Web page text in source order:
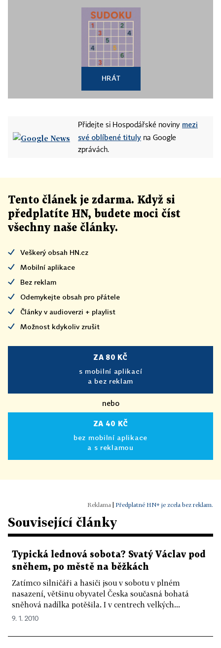
HRÁT
Přidejte si Hospodářské noviny mezi
své oblíbené tituly na Google
zprávách.
Tento článek je zdarma. Když si
předplatíte HN, budete moci číst
všechny naše články.
Veškerý obsah HN.cz
Mobilní aplikace
Bez reklam
Odemykejte obsah pro přátele
Články v audioverzi + playlist
Možnost kdykoliv zrušit
ZA 80 KČ
s mobilní aplikací
a bez reklam
nebo
ZA 40 KČ
bez mobilní aplikace
a s reklamou
Předplatné HN+ je zcela bez reklam.
Související články
Typická lednová sobota? Svatý Václav pod
sněhem, po městě na běžkách
Zatímco silničáři a hasiči jsou v sobotu v plném
nasazení, většinu obyvatel Česka současná bohatá
sněhová nadílka potěšila. I v centrech velkých...
9. 1. 2010